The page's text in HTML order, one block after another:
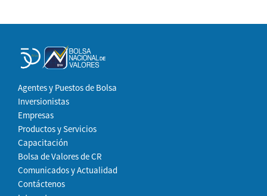
Agentes y Puestos de Bolsa
Inversionistas
Empresas
Productos y Servicios
Capacitación
Bolsa de Valores de CR
Comunicados y Actualidad
Contáctenos